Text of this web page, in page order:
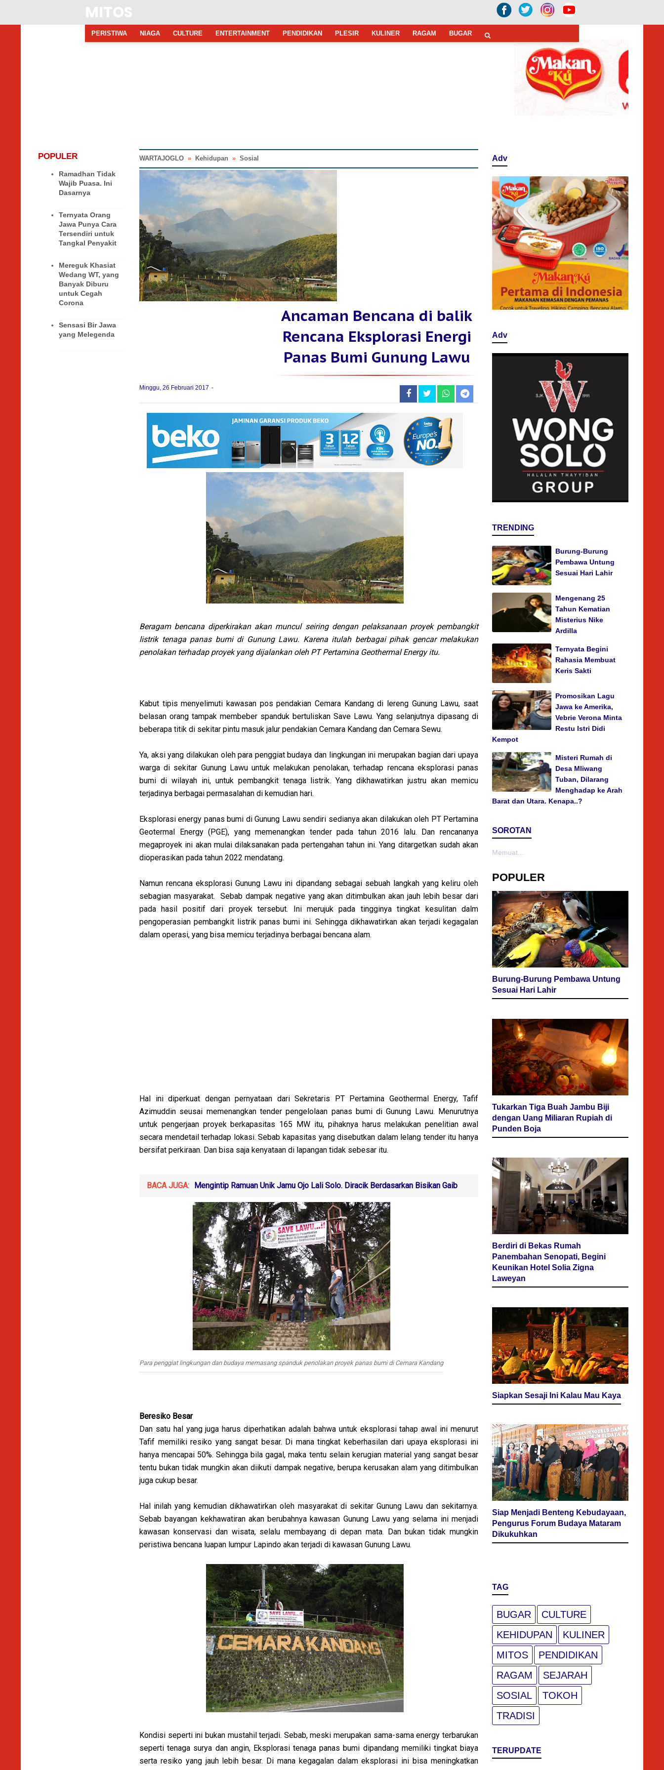
MITOS
PERISTIWA NIAGA CULTURE ENTERTAINMENT PENDIDIKAN PLESIR KULINER RAGAM BUGAR
POPULER
Ramadhan Tidak
Wajib Puasa. Ini
Dasarnya
Ternyata Orang
Jawa Punya Cara
Tersendiri untuk
Tangkal Penyakit
Mereguk Khasiat
Wedang WT, yang
Banyak Diburu
untuk Cegah
Corona
Sensasi Bir Jawa
yang Melegenda
WARTAJOGLO » Kehidupan » Sosial
Ancaman Bencana di balik
Rencana Eksplorasi Energi
Panas Bumi Gunung Lawu
Minggu, 26 Februari 2017
Beragam bencana diperkirakan akan muncul seiring dengan pelaksanaan proyek pembangkit
listrik tenaga panas bumi di Gunung Lawu. Karena itulah berbagai pihak gencar melakukan
penolakan terhadap proyek yang dijalankan oleh PT Pertamina Geothermal Energy itu.
Kabut tipis menyelimuti kawasan pos pendakian Cemara Kandang di lereng Gunung Lawu, saat
belasan orang tampak membeber spanduk bertuliskan Save Lawu. Yang selanjutnya dipasang di
beberapa titik di sekitar pintu masuk jalur pendakian Cemara Kandang dan Cemara Sewu.
Ya, aksi yang dilakukan oleh para penggiat budaya dan lingkungan ini merupakan bagian dari upaya
warga di sekitar Gunung Lawu untuk melakukan penolakan, terhadap rencana eksplorasi panas
bumi di wilayah ini, untuk pembangkit tenaga listrik. Yang dikhawatirkan justru akan memicu
terjadinya berbagai permasalahan di kemudian hari.
Eksplorasi energy panas bumi di Gunung Lawu sendiri sedianya akan dilakukan oleh PT Pertamina
Geotermal Energy (PGE), yang memenangkan tender pada tahun 2016 lalu. Dan rencananya
megaproyek ini akan mulai dilaksanakan pada pertengahan tahun ini. Yang ditargetkan sudah akan
dioperasikan pada tahun 2022 mendatang.
Namun rencana eksplorasi Gunung Lawu ini dipandang sebagai sebuah langkah yang keliru oleh
sebagian masyarakat. Sebab dampak negative yang akan ditimbulkan akan jauh lebih besar dari
pada hasil positif dari proyek tersebut. Ini merujuk pada tingginya tingkat kesulitan dalm
pengoperasian pembangkit listrik panas bumi ini. Sehingga dikhawatirkan akan terjadi kegagalan
dalam operasi, yang bisa memicu terjadinya berbagai bencana alam.
Hal ini diperkuat dengan pernyataan dari Sekretaris PT Pertamina Geothermal Energy, Tafif
Azimuddin seusai memenangkan tender pengelolaan panas bumi di Gunung Lawu. Menurutnya
untuk pengerjaan proyek berkapasitas 165 MW itu, pihaknya harus melakukan penelitian awal
secara mendetail terhadap lokasi. Sebab kapasitas yang disebutkan dalam lelang tender itu hanya
bersifat perkiraan. Dan bisa saja kenyataan di lapangan tidak sebesar itu.
BACA JUGA: Mengintip Ramuan Unik Jamu Ojo Lali Solo. Diracik Berdasarkan Bisikan Gaib
Para penggiat lingkungan dan budaya memasang spanduk penolakan proyek panas bumi di Cemara Kandang
Beresiko Besar
Dan satu hal yang juga harus diperhatikan adalah bahwa untuk eksplorasi tahap awal ini menurut
Tafif memiliki resiko yang sangat besar. Di mana tingkat keberhasilan dari upaya eksplorasi ini
hanya mencapai 50%. Sehingga bila gagal, maka tentu selain kerugian material yang sangat besar
tentu bukan tidak mungkin akan diikuti dampak negative, berupa kerusakan alam yang ditimbulkan
juga cukup besar.
Hal inilah yang kemudian dikhawatirkan oleh masyarakat di sekitar Gunung Lawu dan sekitarnya.
Sebab bayangan kekhawatiran akan berubahnya kawasan Gunung Lawu yang selama ini menjadi
kawasan konservasi dan wisata, selalu membayang di depan mata. Dan bukan tidak mungkin
peristiwa bencana luapan lumpur Lapindo akan terjadi di kawasan Gunung Lawu.
Kondisi seperti ini bukan mustahil terjadi. Sebab, meski merupakan sama-sama energy terbarukan
seperti tenaga surya dan angin, Eksplorasi tenaga panas bumi dipandang memiliki tingkat biaya
serta resiko yang jauh lebih besar. Di mana kegagalan dalam eksplorasi ini bisa meningkatkan
Adv
Adv
TRENDING
Burung-Burung
Pembawa Untung
Sesuai Hari Lahir
Mengenang 25
Tahun Kematian
Misterius Nike
Ardilla
Ternyata Begini
Rahasia Membuat
Keris Sakti
Promosikan Lagu
Jawa ke Amerika,
Vebrie Verona Minta
Restu Istri Didi
Kempot
Misteri Rumah di
Desa Mliwang
Tuban, Dilarang
Menghadap ke Arah
Barat dan Utara. Kenapa..?
SOROTAN
Memuat...
POPULER
Burung-Burung Pembawa Untung
Sesuai Hari Lahir
Tukarkan Tiga Buah Jambu Biji
dengan Uang Miliaran Rupiah di
Punden Boja
Berdiri di Bekas Rumah
Panembahan Senopati, Begini
Keunikan Hotel Solia Zigna
Laweyan
Siapkan Sesaji Ini Kalau Mau Kaya
Siap Menjadi Benteng Kebudayaan,
Pengurus Forum Budaya Mataram
Dikukuhkan
TAG
BUGAR
CULTURE
KEHIDUPAN
KULINER
MITOS
PENDIDIKAN
RAGAM
SEJARAH
SOSIAL
TOKOH
TRADISI
TERUPDATE